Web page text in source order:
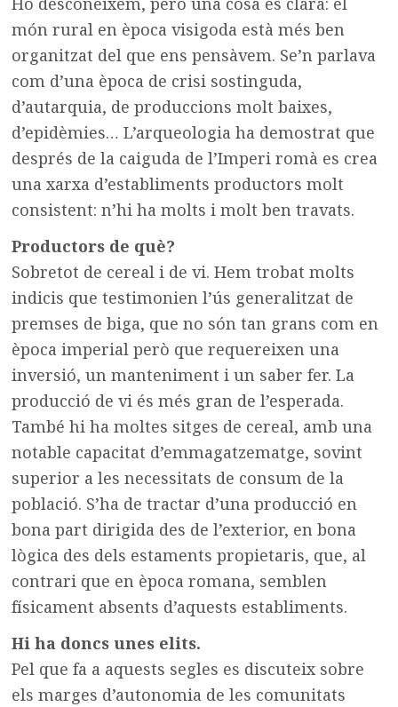
món rural en època visigoda està més ben
organitzat del que ens pensàvem. Se’n parlava
com d’una època de crisi sostinguda,
d’autarquia, de produccions molt baixes,
d’epidèmies… L’arqueologia ha demostrat que
després de la caiguda de l’Imperi romà es crea
una xarxa d’establiments productors molt
consistent: n’hi ha molts i molt ben travats.
Productors de què?
Sobretot de cereal i de vi. Hem trobat molts
indicis que testimonien l’ús generalitzat de
premses de biga, que no són tan grans com en
època imperial però que requereixen una
inversió, un manteniment i un saber fer. La
producció de vi és més gran de l’esperada.
També hi ha moltes sitges de cereal, amb una
notable capacitat d’emmagatzematge, sovint
superior a les necessitats de consum de la
població. S’ha de tractar d’una producció en
bona part dirigida des de l’exterior, en bona
lògica des dels estaments propietaris, que, al
contrari que en època romana, semblen
físicament absents d’aquests establiments.
Hi ha doncs unes elits.
Pel que fa a aquests segles es discuteix sobre
els marges d’autonomia de les comunitats